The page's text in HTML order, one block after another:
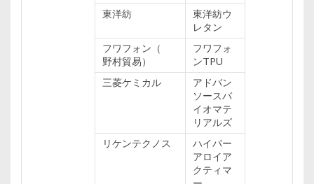
東洋紡
東洋紡ウ
レタン
フワフォン（
野村貿易）
フワフォ
ンTPU
三菱ケミカル
アドバン
ソースバ
イオマテ
リアルズ
リケンテクノス
ハイパー
アロイア
クティマ